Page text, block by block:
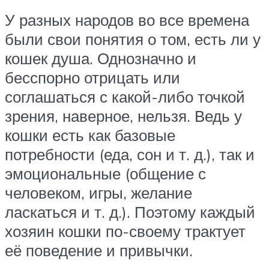
У разных народов во все времена
были свои понятия о том, есть ли у
кошек душа. Однозначно и
бесспорно отрицать или
соглашаться с какой-либо точкой
зрения, наверное, нельзя. Ведь у
кошки есть как базовые
потребности (еда, сон и т. д.), так и
эмоциональные (общение с
человеком, игры, желание
ласкаться и т. д.). Поэтому каждый
хозяин кошки по-своему трактует
её поведение и привычки.